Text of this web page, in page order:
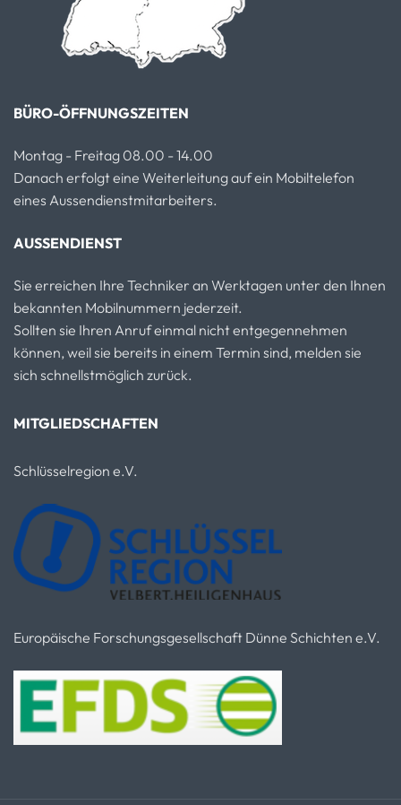
BÜRO-ÖFFNUNGSZEITEN
Montag - Freitag 08.00 - 14.00
Danach erfolgt eine Weiterleitung auf ein Mobiltelefon
eines Aussendienstmitarbeiters.
AUSSENDIENST
Sie erreichen Ihre Techniker an Werktagen unter den Ihnen
bekannten Mobilnummern jederzeit.
Sollten sie Ihren Anruf einmal nicht entgegennehmen
können, weil sie bereits in einem Termin sind, melden sie
sich schnellstmöglich zurück.
MITGLIEDSCHAFTEN
Schlüsselregion e.V.
Europäische Forschungsgesellschaft Dünne Schichten e.V.